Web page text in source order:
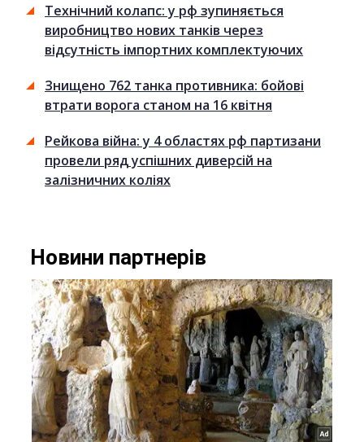
Технічний колапс: у рф зупиняється
виробництво нових танків через
відсутність імпортних комплектуючих
Знищено 762 танка противника: бойові
втрати ворога станом на 16 квітня
Рейкова війна: у 4 областях рф партизани
провели ряд успішних диверсій на
залізничних коліях